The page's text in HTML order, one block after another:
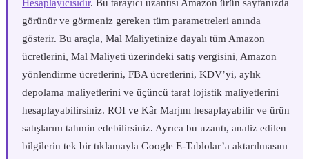
Hesaplayıcısıdır. Bu tarayıcı uzantısı Amazon ürün sayfanızda
görünür ve görmeniz gereken tüm parametreleri anında
gösterir. Bu araçla, Mal Maliyetinize dayalı tüm Amazon
ücretlerini, Mal Maliyeti üzerindeki satış vergisini, Amazon
yönlendirme ücretlerini, FBA ücretlerini, KDV’yi, aylık
depolama maliyetlerini ve üçüncü taraf lojistik maliyetlerini
hesaplayabilirsiniz. ROI ve Kâr Marjını hesaplayabilir ve ürün
satışlarını tahmin edebilirsiniz. Ayrıca bu uzantı, analiz edilen
bilgilerin tek bir tıklamayla Google E-Tablolar’a aktarılmasını